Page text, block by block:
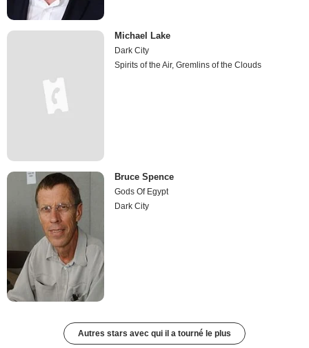
Michael Lake
Dark City
Spirits of the Air, Gremlins of the Clouds
Bruce Spence
Gods Of Egypt
Dark City
Autres stars avec qui il a tourné le plus